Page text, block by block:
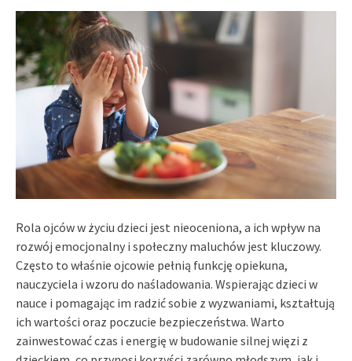
Rola ojców w życiu dzieci jest nieoceniona, a ich wpływ na
rozwój emocjonalny i społeczny maluchów jest kluczowy.
Często to właśnie ojcowie pełnią funkcję opiekuna,
nauczyciela i wzoru do naśladowania. Wspierając dzieci w
nauce i pomagając im radzić sobie z wyzwaniami, kształtują
ich wartości oraz poczucie bezpieczeństwa. Warto
zainwestować czas i energię w budowanie silnej więzi z